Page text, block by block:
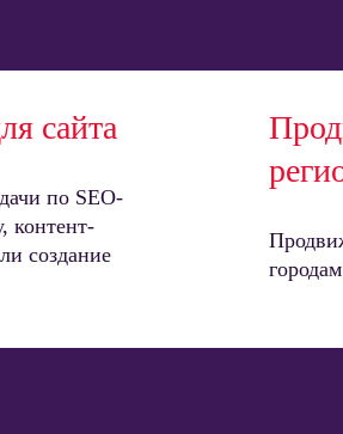
сайта
по SEO-
контент-
создание